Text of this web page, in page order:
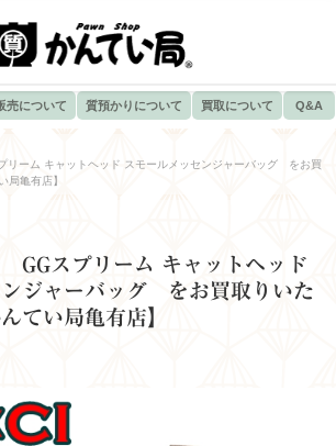
売について 質預かりについて 買取について Q&A
リーム キャットヘッド スモールメッセンジャーバッグ をお買
局亀有店】
GGスプリーム キャットヘッド
ンジャーバッグ をお買取りいた
てい局亀有店】